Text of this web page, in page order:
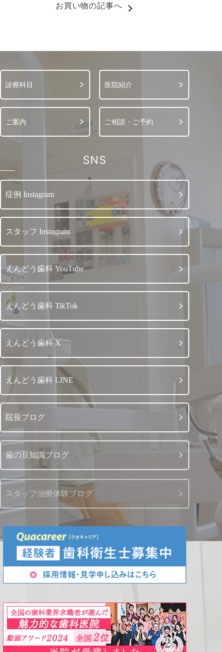
お買い物の記事へ
診療科目 医院紹介
ご案内 ご相談・ご予約
SNS
症例 Instagram
スタッフ Instagram
えんどう歯科 YouTube
えんどう歯科 TikTok
えんどう歯科 X
えんどう歯科 LINE
院長ブログ
歯の豆知識ブログ
スタッフ治療体験ブログ